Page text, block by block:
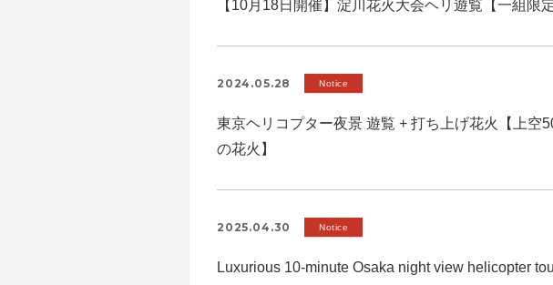
【10月18日開催】淀川花火大会ヘリ遊覧【一組限
2024.05.28 Notice
東京ヘリコプター夜景 遊覧 + 打ち上げ花火【上空
の花火】
2025.04.30 Notice
Luxurious 10-minute Osaka night view helicopter